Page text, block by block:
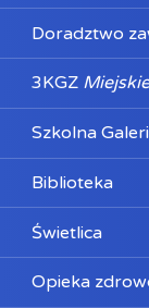
Doradztwo
3KGZ
Szkolna
Biblioteka
Świetlica
Opieka